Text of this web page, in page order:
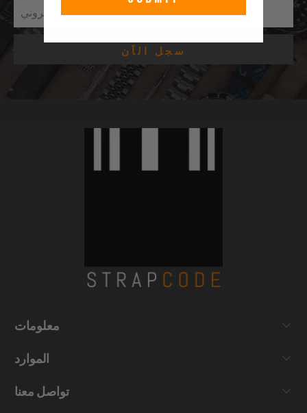
معلومات
الموارد
تواصل معنا